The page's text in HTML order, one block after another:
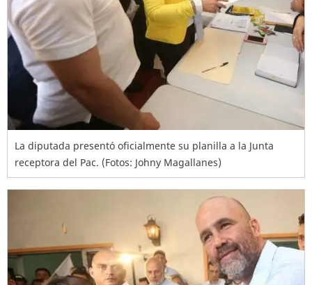
La diputada presentó oficialmente su planilla a la Junta
receptora del Pac. (Fotos: Johny Magallanes)